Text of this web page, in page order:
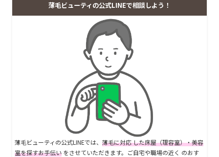
薄毛ビューティの公式LINEで相談しよう！
薄毛ビューティの公式LINEでは、 薄毛に対応 した床屋（理容室）・美容
室を探すお手伝い をさせていただきます。ご自宅や職場の近く のおす